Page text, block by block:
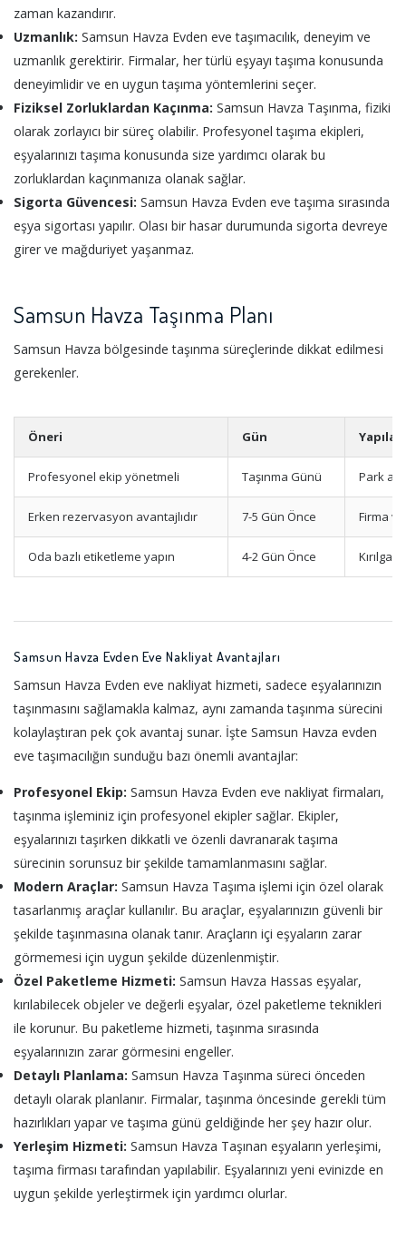
zaman kazandırır.
Uzmanlık: Samsun Havza Evden eve taşımacılık, deneyim ve
uzmanlık gerektirir. Firmalar, her türlü eşyayı taşıma konusunda
deneyimlidir ve en uygun taşıma yöntemlerini seçer.
Fiziksel Zorluklardan Kaçınma: Samsun Havza Taşınma, fiziki
olarak zorlayıcı bir süreç olabilir. Profesyonel taşıma ekipleri,
eşyalarınızı taşıma konusunda size yardımcı olarak bu
zorluklardan kaçınmanıza olanak sağlar.
Sigorta Güvencesi: Samsun Havza Evden eve taşıma sırasında
eşya sigortası yapılır. Olası bir hasar durumunda sigorta devreye
girer ve mağduriyet yaşanmaz.
Samsun Havza Taşınma Planı
Samsun Havza bölgesinde taşınma süreçlerinde dikkat edilmesi
gerekenler.
Öneri Gün
Profesyonel ekip yönetmeli Taşınma Günü Park
Erken rezervasyon avantajlıdır 7-5 Gün Önce Firma
Oda bazlı etiketleme yapın 4-2 Gün Önce
Samsun Havza Evden Eve Nakliyat Avantajları
Samsun Havza Evden eve nakliyat hizmeti, sadece eşyalarınızın
taşınmasını sağlamakla kalmaz, aynı zamanda taşınma sürecini
kolaylaştıran pek çok avantaj sunar. İşte Samsun Havza evden
eve taşımacılığın sunduğu bazı önemli avantajlar:
Profesyonel Ekip: Samsun Havza Evden eve nakliyat firmaları,
taşınma işleminiz için profesyonel ekipler sağlar. Ekipler,
eşyalarınızı taşırken dikkatli ve özenli davranarak taşıma
sürecinin sorunsuz bir şekilde tamamlanmasını sağlar.
Modern Araçlar: Samsun Havza Taşıma işlemi için özel olarak
tasarlanmış araçlar kullanılır. Bu araçlar, eşyalarınızın güvenli bir
şekilde taşınmasına olanak tanır. Araçların içi eşyaların zarar
görmemesi için uygun şekilde düzenlenmiştir.
Özel Paketleme Hizmeti: Samsun Havza Hassas eşyalar,
kırılabilecek objeler ve değerli eşyalar, özel paketleme teknikleri
ile korunur. Bu paketleme hizmeti, taşınma sırasında
eşyalarınızın zarar görmesini engeller.
Detaylı Planlama: Samsun Havza Taşınma süreci önceden
detaylı olarak planlanır. Firmalar, taşınma öncesinde gerekli tüm
hazırlıkları yapar ve taşıma günü geldiğinde her şey hazır olur.
Yerleşim Hizmeti: Samsun Havza Taşınan eşyaların yerleşimi,
taşıma firması tarafından yapılabilir. Eşyalarınızı yeni evinizde en
uygun şekilde yerleştirmek için yardımcı olurlar.